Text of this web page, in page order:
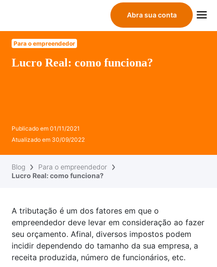
Abra sua conta
Para o empreendedor
Lucro Real: como funciona?
Publicado em 01/11/2021
Atualizado em 30/09/2022
Blog
Para o empreendedor
Lucro Real: como funciona?
A tributação é um dos fatores em que o
empreendedor deve levar em consideração ao fazer
seu orçamento. Afinal, diversos impostos podem
incidir dependendo do tamanho da sua empresa, a
receita produzida, número de funcionários, etc.